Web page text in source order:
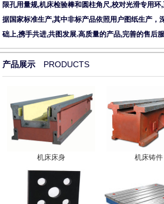
限孔用量规,机床检验棒和圆柱角尺,校对光滑专用
据国家标准生产,其中非标产品依照用户图纸生产
础上,携手共进,共图发展.高质量的产品,完善的售后
产品展示 PRODUCTS
机床床身 机床铸件